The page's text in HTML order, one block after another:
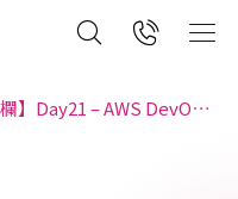
】Day21 – AWS DevOps(4)